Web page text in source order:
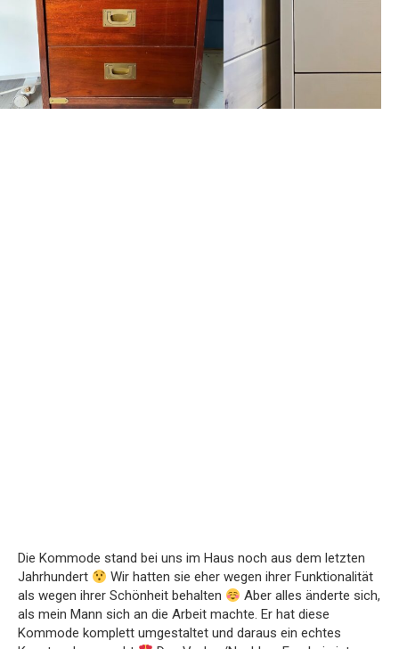
Die Kommode stand bei uns im Haus noch aus dem letzten
Jahrhundert
Wir hatten sie eher wegen ihrer Funktionalität
als wegen ihrer Schönheit behalten
Aber alles änderte sich,
als mein Mann sich an die Arbeit machte. Er hat diese
Kommode komplett umgestaltet und daraus ein echtes